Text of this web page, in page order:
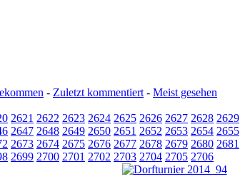
- Zuletzt kommentiert - Meist gesehen
2621 2622 2623 2624 2625 2626 2627 2628 2629
2647 2648 2649 2650 2651 2652 2653 2654 2655
2673 2674 2675 2676 2677 2678 2679 2680 2681
2699 2700 2701 2702 2703 2704 2705 2706